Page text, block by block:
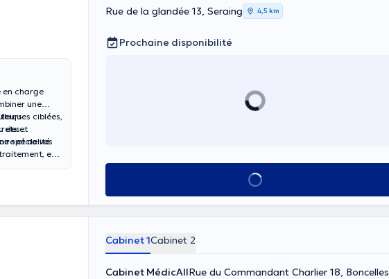
en charge
une
ciblées,
et
des
spécialité
et de vos
et
Rue de la glandée 13, Seraing 4,5 km
Prochaine disponibilité
Voir tout
Cabinet 1Cabinet 2
Cabinet MédicAllRue du Commandant Charlier 18, Boncelles